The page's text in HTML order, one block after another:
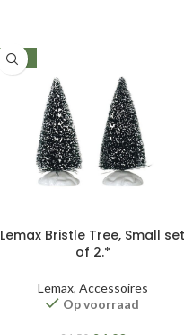
-20%
Lemax Bristle Tree, Small set
of 2.*
Lemax, Accessoires
Op voorraad